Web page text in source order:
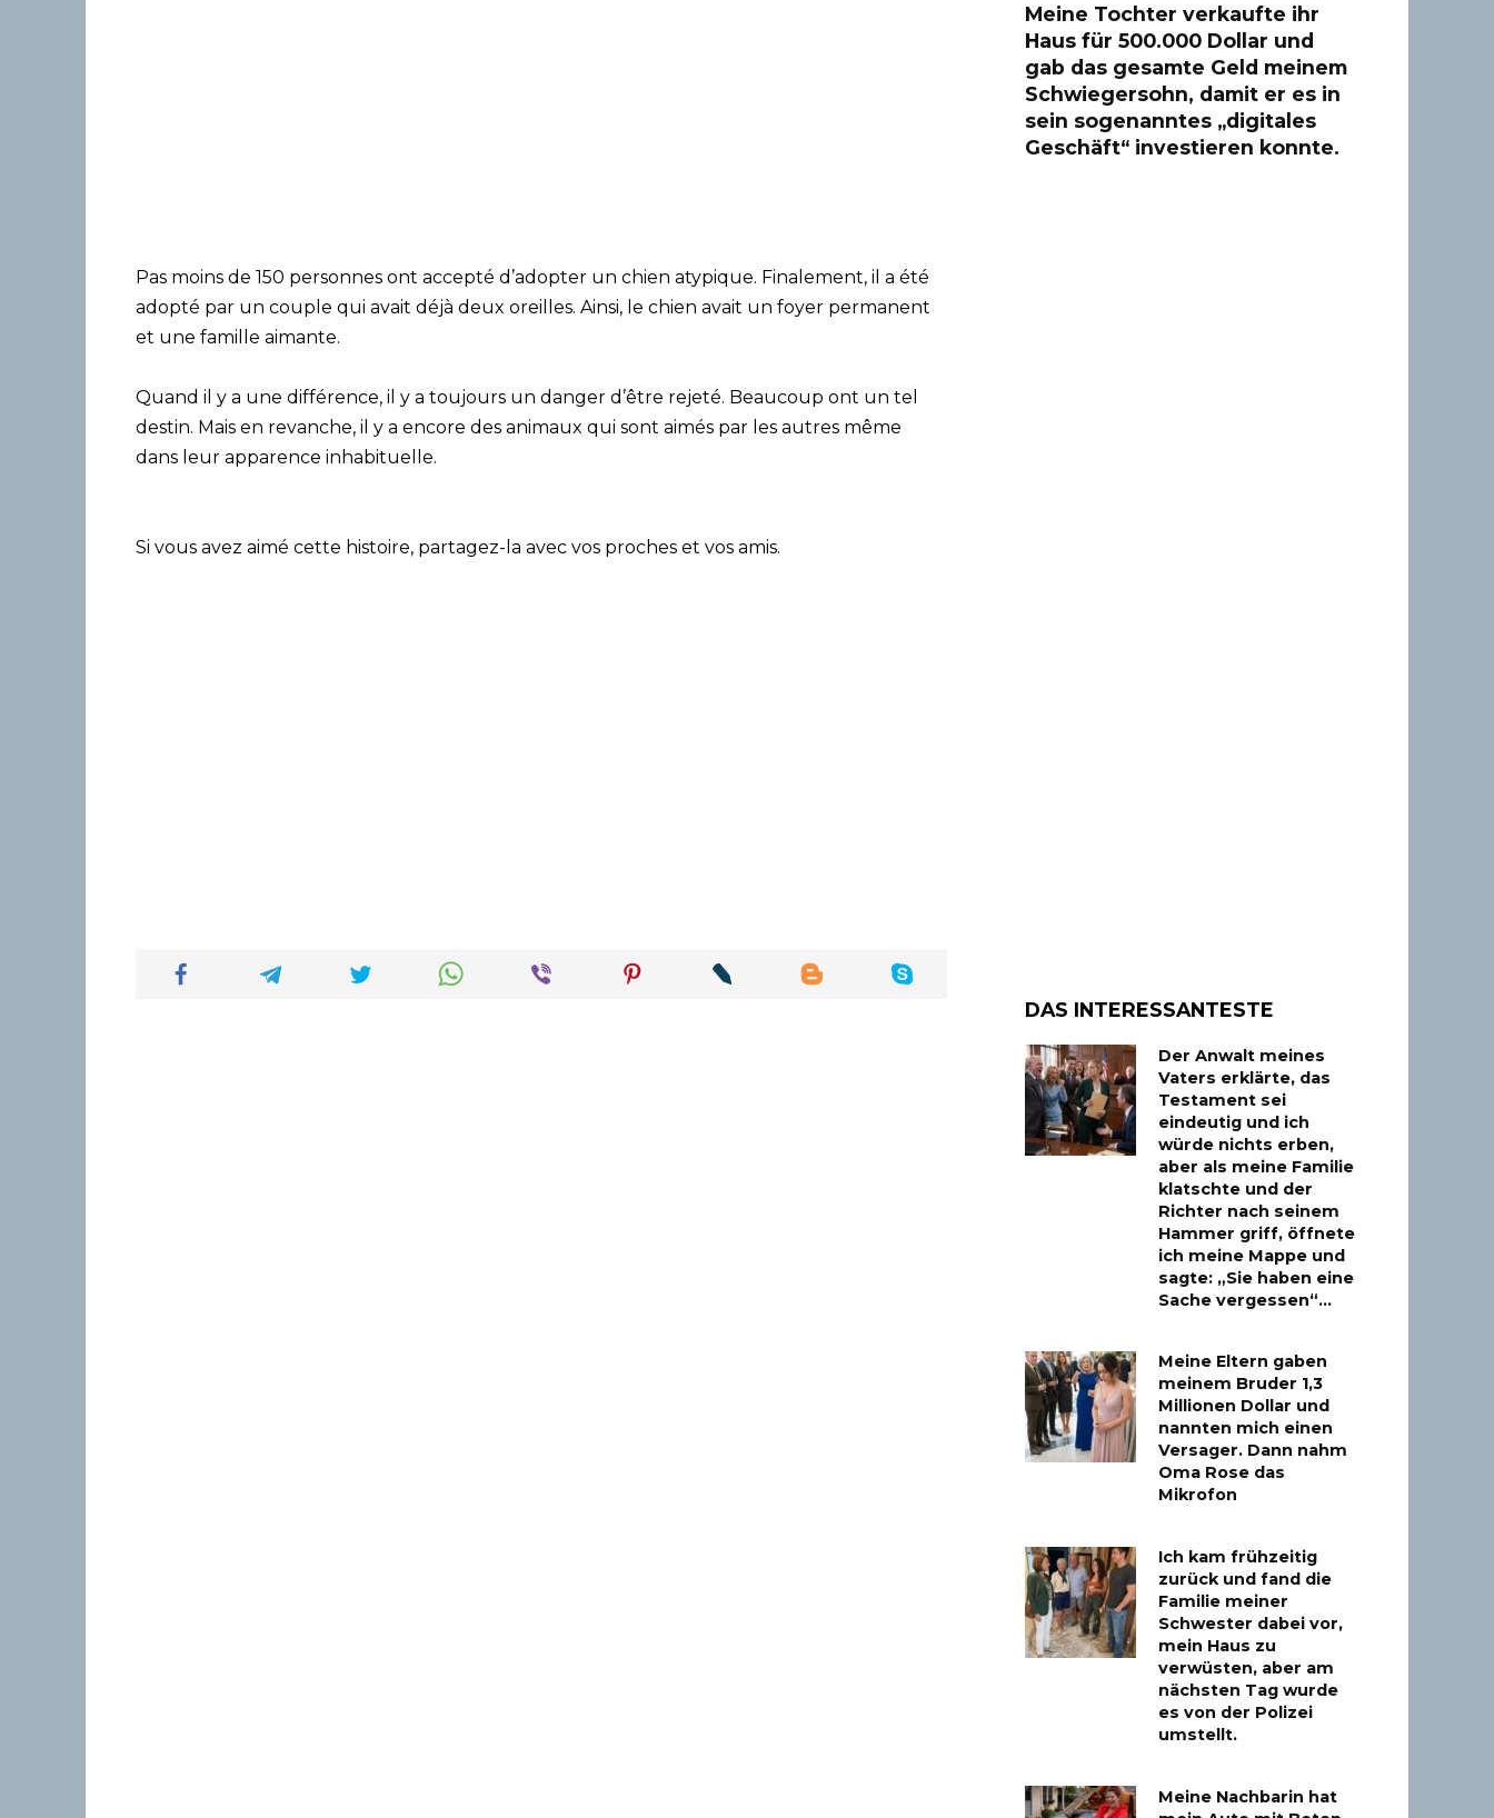
Pas moins de 150 personnes ont accepté d’adopter un chien atypique. Finalement, il a été
adopté par un couple qui avait déjà deux oreilles. Ainsi, le chien avait un foyer permanent
et une famille aimante.
Quand il y a une différence, il y a toujours un danger d’être rejeté. Beaucoup ont un tel
destin. Mais en revanche, il y a encore des animaux qui sont aimés par les autres même
dans leur apparence inhabituelle.
Si vous avez aimé cette histoire, partagez-la avec vos proches et vos amis.
Meine Tochter verkaufte ihr
Haus für 500.000 Dollar und
gab das gesamte Geld meinem
Schwiegersohn, damit er es in
sein sogenanntes „digitales
Geschäft“ investieren konnte.
DAS INTERESSANTESTE
Der Anwalt meines
Vaters erklärte, das
Testament sei
eindeutig und ich
würde nichts erben,
aber als meine Familie
klatschte und der
Richter nach seinem
Hammer griff, öffnete
ich meine Mappe und
sagte: „Sie haben eine
Sache vergessen“…
Meine Eltern gaben
meinem Bruder 1,3
Millionen Dollar und
nannten mich einen
Versager. Dann nahm
Oma Rose das
Mikrofon
Ich kam frühzeitig
zurück und fand die
Familie meiner
Schwester dabei vor,
mein Haus zu
verwüsten, aber am
nächsten Tag wurde
es von der Polizei
umstellt.
Meine Nachbarin hat